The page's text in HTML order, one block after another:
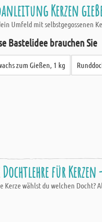
Kerzen
Umfeld mit selbstgegossenen
Bastelidee brauchen Sie
zum Gießen, 1 kg
für Kerzen
Kerze wählst du welchen Docht?